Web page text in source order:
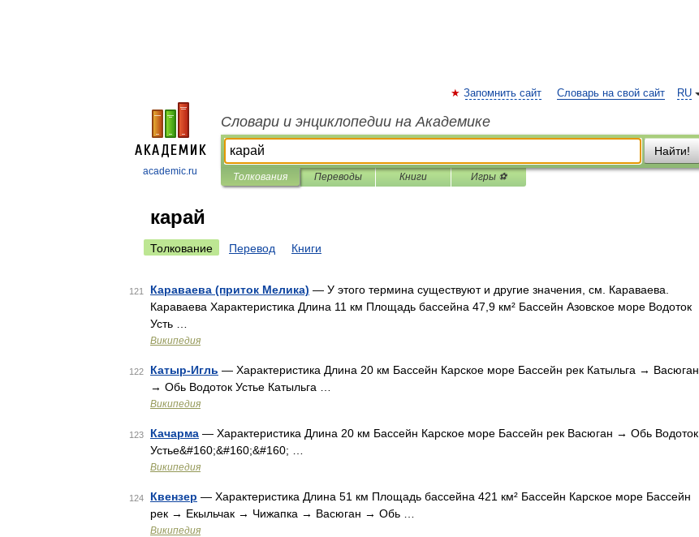
academic.ru
RU
Запомнить сайт Словарь на свой сайт
Словари и энциклопедии на Академике
Найти!
Толкования Переводы Книги Игры ⚽
карай
Толкование Перевод Книги
121 Караваева (приток Мелика) — У этого термина существуют и другие значения, см. Караваева.
Караваева Характеристика Длина 11 км Площадь бассейна 47,9 км² Бассейн Азовское море Водоток
Усть …
Википедия
122 Катыр-Игль — Характеристика Длина 20 км Бассейн Карское море Бассейн рек Катыльга → Васюган
→ Обь Водоток Устье Катыльга …
Википедия
123 Качарма — Характеристика Длина 20 км Бассейн Карское море Бассейн рек Васюган → Обь Водоток
Устье&#160;&#160;&#160; …
Википедия
124 Квензер — Характеристика Длина 51 км Площадь бассейна 421 км² Бассейн Карское море Бассейн
рек → Екыльчак → Чижапка → Васюган → Обь …
Википедия